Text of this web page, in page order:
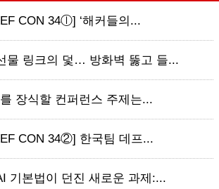
CON 34ⓛ] ‘해커들의...
물 링크의 덫… 방화벽 뚫고 들...
장식할 컨퍼런스 주제는...
CON 34②] 한국팀 데프...
기본법이 던진 새로운 과제:...